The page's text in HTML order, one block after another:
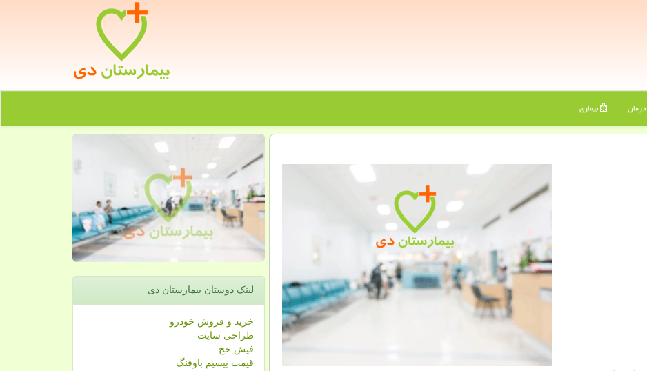
درمان بیماری
لینک دوستان بیمارستان دی
خرید و فروش خودرو
طراحی سایت
فیش حج
قیمت بیسیم باوفنگ